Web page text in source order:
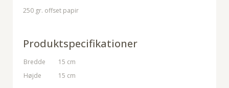
250 gr. offset papir
Produktspecifikationer
Bredde
15 cm
Højde
15 cm